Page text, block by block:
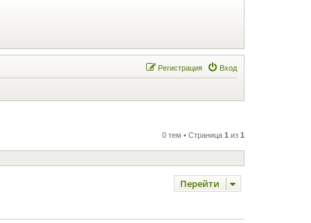
Вход
Регистрация
0 тем • Страница 1 из 1
Перейти